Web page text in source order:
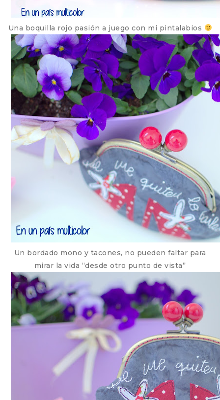
Una boquilla rojo pasión a juego con mi pintalabios
Un bordado mono y tacones, no pueden faltar para
mirar la vida “desde otro punto de vista”